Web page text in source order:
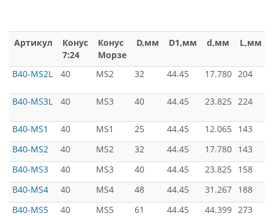
Артикул
Конус
7:24
Конус
Морзе
D,мм D1,мм d,мм L,мм
B40-MS2L 40 MS2 32 44.45 17.780 204
B40-MS3L
40 MS3 40 44.45 23.825
224
B40-MS1
40 MS1 25 44.45 12.065
143
B40-MS2
40 MS2 32 44.45 17.780 143
B40-MS3
40 MS3 40 44.45 23.825
158
B40-MS4
40 MS4 48 44.45 31.267 188
B40-MS5
40 MS5 61 44.45 44.399 273